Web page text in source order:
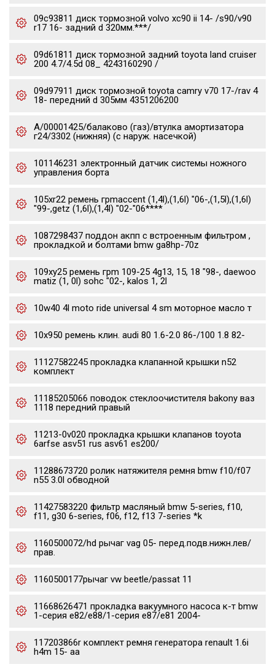
09c93811 диск тормозной volvo xc90 ii 14- /s90/v90
r17 16- задний d 320мм.***/
09d61811 диск тормозной задний toyota land cruiser
200 4.7/4.5d 08_ 4243160290 /
09d97911 диск тормозной toyota camry v70 17-/rav 4
18- передний d 305мм 4351206200
А/00001425/балаково (газ)/втулка амортизатора
г24/3302 (нижняя) (с наруж. насечкой)
101146231 электронный датчик системы ножного
управления борта
105xr22 ремень грmaccent (1,4l),(1,6l) "06-,(1,5l),(1,6l)
"99-,getz (1,6l),(1,4l) "02-"06****
1087298437 поддон акпп с встроенным фильтром ,
прокладкой и болтами bmw ga8hp-70z
109xy25 ремень грm 109-25 4g13, 15, 18 "98-, daewoo
matiz (1, 0l) sohc "02-, kalos 1, 2l
10w40 4l moto ride universal 4 sm моторное масло т
10x950 ремень клин. audi 80 1.6-2.0 86-/100 1.8 82-
11127582245 прокладка клапанной крышки n52
комплект
11185205066 поводок стеклоочистителя bakony ваз
1118 передний правый
11213-0v020 прокладка крышки клапанов toyota
6arfse asv51 rus asv61 es200/
11288673720 ролик натяжителя ремня bmw f10/f07
n55 3.0l обводной
11427583220 фильтр масляный bmw 5-series, f10,
f11, g30 6-series, f06, f12, f13 7-series *k
1160500072/hd рычаг vag 05- перед.подв.нижн.лев/
прав.
1160500177рычаг vw beetle/passat 11
11668626471 прокладка вакуумного насоса к-т bmw
1-серия e82/e88/1-серия e87/e81 2004-
117203866r комплект ремня генератора renault 1.6i
h4m 15- aa